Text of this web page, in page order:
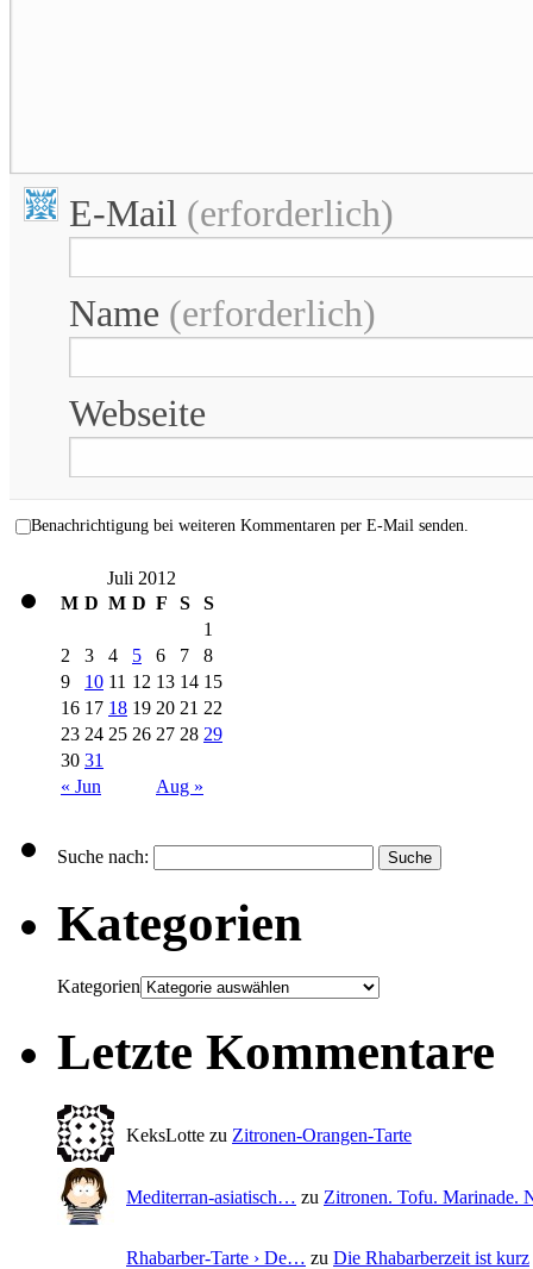
E-Mail (erforderlich)
Name (erforderlich)
Webseite
Benachrichtigung bei weiteren Kommentaren per E-Mail senden.
Juli 2012
M D M D F S S
« Jun Aug »
1
2
3 4 5 6 7
8
9
10 11 12 13 14 15
16 17 18 19 20 21 22
23 24 25 26 27 28 29
30 31
Suche nach:
Kategorien
Kategorien
Letzte Kommentare
KeksLotte zu Zitronen-Orangen-Tarte
Mediterran-asiatisch… zu Zitronen. Tofu. Marinade.
Rhabarber-Tarte › De… zu Die Rhabarberzeit ist kurz